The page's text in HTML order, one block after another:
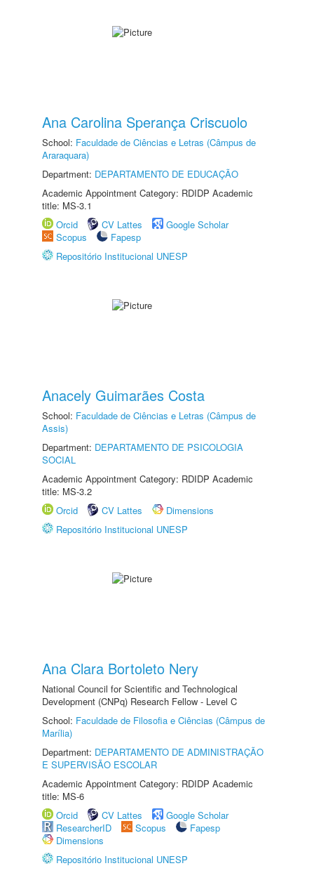
Ana Carolina Sperança Criscuolo
School: Faculdade de Ciências e Letras (Câmpus de
Araraquara)
Department: DEPARTAMENTO DE EDUCAÇÃO
Academic Appointment Category: RDIDP Academic
title: MS-3.1
Orcid
CV Lattes
Google Scholar
Scopus
Fapesp
Repositório Institucional UNESP
Anacely Guimarães Costa
School: Faculdade de Ciências e Letras (Câmpus de
Assis)
Department: DEPARTAMENTO DE PSICOLOGIA
SOCIAL
Academic Appointment Category: RDIDP Academic
title: MS-3.2
Orcid
CV Lattes
Dimensions
Repositório Institucional UNESP
Ana Clara Bortoleto Nery
National Council for Scientific and Technological
Development (CNPq) Research Fellow - Level C
School: Faculdade de Filosofia e Ciências (Câmpus de
Marília)
Department: DEPARTAMENTO DE ADMINISTRAÇÃO
E SUPERVISÃO ESCOLAR
Academic Appointment Category: RDIDP Academic
title: MS-6
Orcid
CV Lattes
Google Scholar
ResearcherID
Scopus
Fapesp
Dimensions
Repositório Institucional UNESP